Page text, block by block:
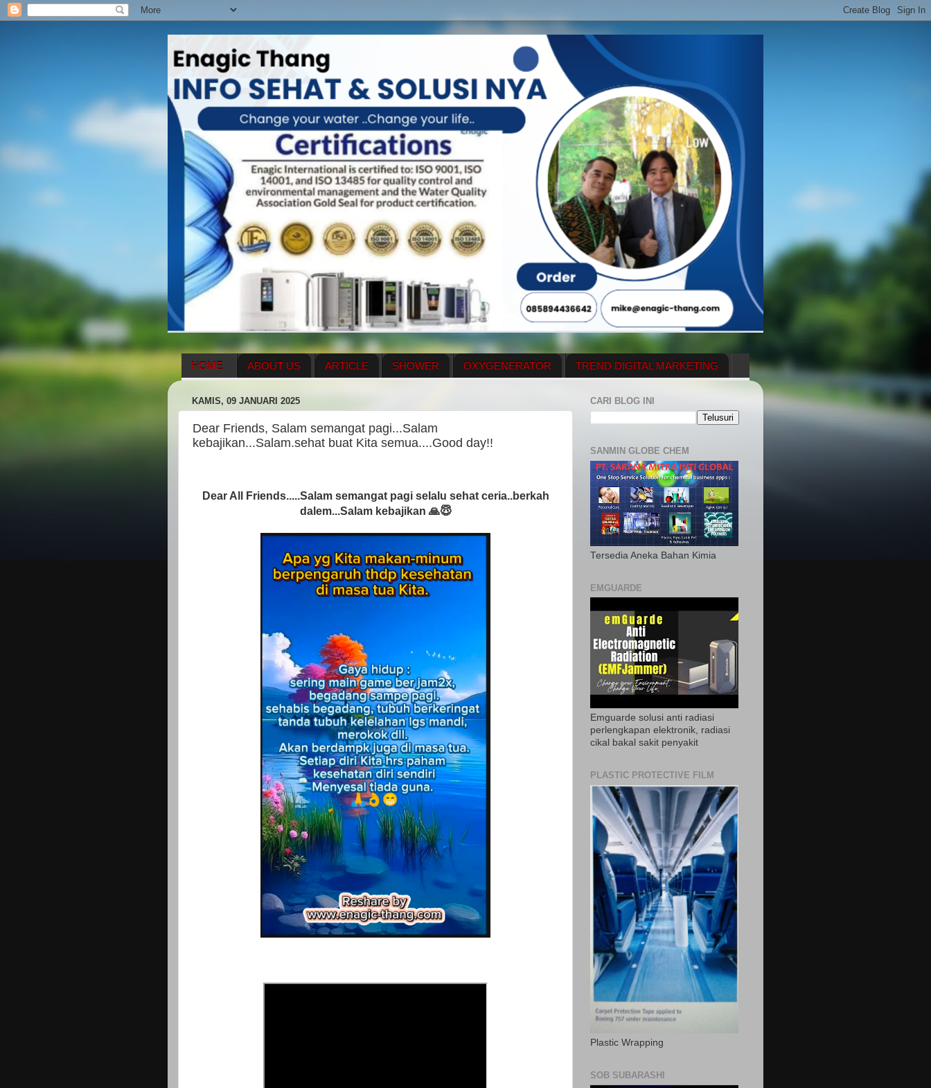
HOME ABOUT US ARTICLE SHOWER OXYGENERATOR TREND DIGITAL MARKETING
ENAGIC COMPENSATION PLAN MENUS
KAMIS, 09 JANUARI 2025
Dear Friends, Salam semangat pagi...Salam
kebajikan...Salam.sehat buat Kita semua....Good day!!
Dear All Friends.....Salam semangat pagi selalu sehat ceria..berkah
dalem...Salam kebajikan 🙏😇
CARI BLOG INI
SANMIN GLOBE CHEM
Tersedia Aneka Bahan Kimia
EMGUARDE
Emguarde solusi anti radiasi
perlengkapan elektronik, radiasi
cikal bakal sakit penyakit
PLASTIC PROTECTIVE FILM
Plastic Wrapping
SOB SUBARASHI